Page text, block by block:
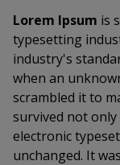
Lorem Ipsum is
typesetting
industry's
when an
scrambled it to
survived not
electronic
unchanged. It